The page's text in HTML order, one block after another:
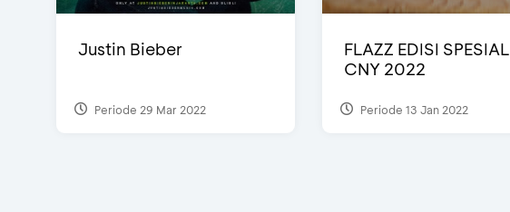
Justin Bieber
Periode 29 Mar 2022
FLAZZ EDISI SPESIAL
CNY 2022
Periode 13 Jan 2022